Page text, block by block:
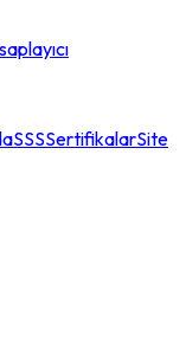
SSSSertifikalarSite